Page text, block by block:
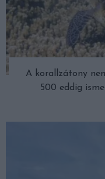
A korallzátony
500 eddig